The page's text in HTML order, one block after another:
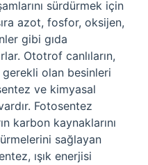
sürdürmek için
azot, fosfor, oksijen,
gibi gıda
Ototrof canlıların,
gerekli olan besinleri
ve kimyasal
Fotosentez
karbon kaynaklarını
sağlayan
ışık enerjisi